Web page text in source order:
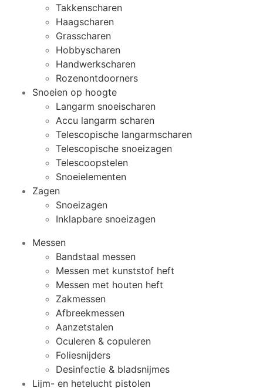
Takkenscharen
Haagscharen
Grasscharen
Hobbyscharen
Handwerkscharen
Rozenontdoorners
Snoeien op hoogte
Langarm snoeischaren
Accu langarm scharen
Telescopische langarmscharen
Telescopische snoeizagen
Telescoopstelen
Snoeielementen
Zagen
Snoeizagen
Inklapbare snoeizagen
Messen
Bandstaal messen
Messen met kunststof heft
Messen met houten heft
Zakmessen
Afbreekmessen
Aanzetstalen
Oculeren & copuleren
Foliesnijders
Desinfectie & bladsnijmes
Lijm- en hetelucht pistolen